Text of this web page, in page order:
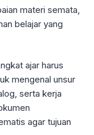
materi semata,
belajar yang
ajar harus
mengenal unsur
serta kerja
agar tujuan